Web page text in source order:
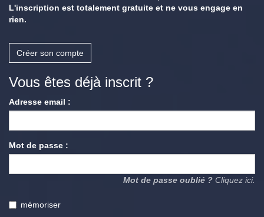
L'inscription est totalement gratuite et ne vous engage en
rien.
Créer son compte
Vous êtes déjà inscrit ?
Adresse email :
Mot de passe :
Mot de passe oublié ? Cliquez ici.
mémoriser